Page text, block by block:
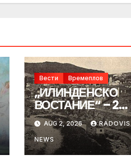
Вести Времеплов
„ИЛИНДЕНСКО
ВОСТАНИЕ“ – 2
Август 1903 год.
AUG 2, 2026 RADOVIS
NEWS